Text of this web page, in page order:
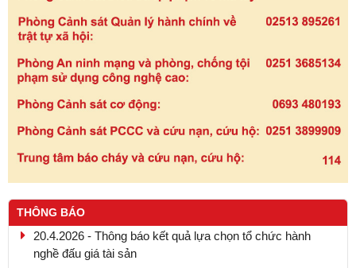
THÔNG BÁO
20.4.2026 - Thông báo kết quả lựa chọn tổ chức hành
nghề đấu giá tài sản